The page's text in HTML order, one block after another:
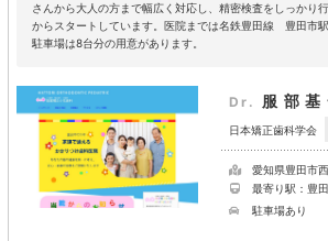
さんから大人の方まで幅広く対応し、精密検査をしっかり
からスタートしています。医院までは名鉄豊田線 豊田市
駐車場は8台分の用意があります。
Dr. 服部基
日本矯正歯科学会
愛知県豊田市
最寄り駅：豊
駐車場あり